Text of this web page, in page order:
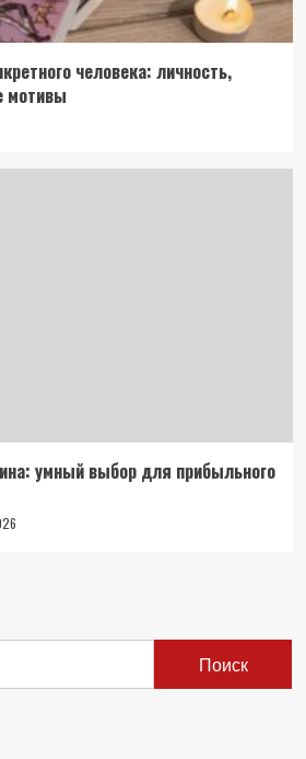
человека: личность,
мотивы
умный выбор для прибыльного
Поиск